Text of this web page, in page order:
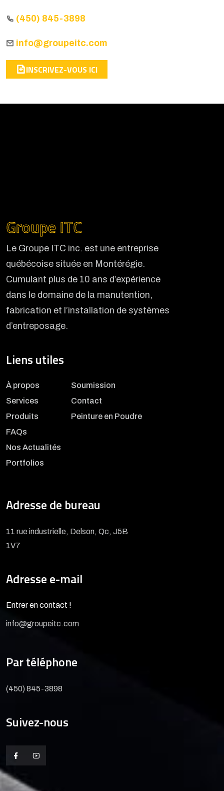
(450) 845-3898
info@groupeitc.com
INSCRIVEZ-VOUS ICI
Groupe ITC
Le Groupe ITC inc. est une entreprise
québécoise située en Montérégie.
Cumulant plus de 10 ans d’expérience
dans le domaine de la manutention,
fabrication et l’installation de systèmes
d’entreposage.
Liens utiles
À propos
Services
Produits
FAQs
Nos Actualités
Portfolios
Soumission
Contact
Peinture en Poudre
Adresse de bureau
11 rue industrielle, Delson, Qc, J5B
1V7
Adresse e-mail
Entrer en contact !
info@groupeitc.com
Par téléphone
(450) 845-3898
Suivez-nous